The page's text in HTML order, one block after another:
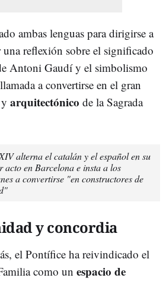
ambas lenguas para dirigirse a
reflexión sobre el significado
Antoni Gaudí y el simbolismo
a convertirse en el gran
y arquitectónico de la Sagrada
alterna el catalán y el español en su
acto en Barcelona e insta a los
a convertirse "en constructores de
y concordia
el Pontífice ha reivindicado el
como un espacio de